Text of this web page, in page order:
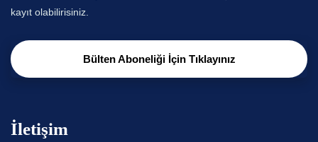
kayıt olabilirisiniz.
Bülten Aboneliği İçin Tıklayınız
İletişim